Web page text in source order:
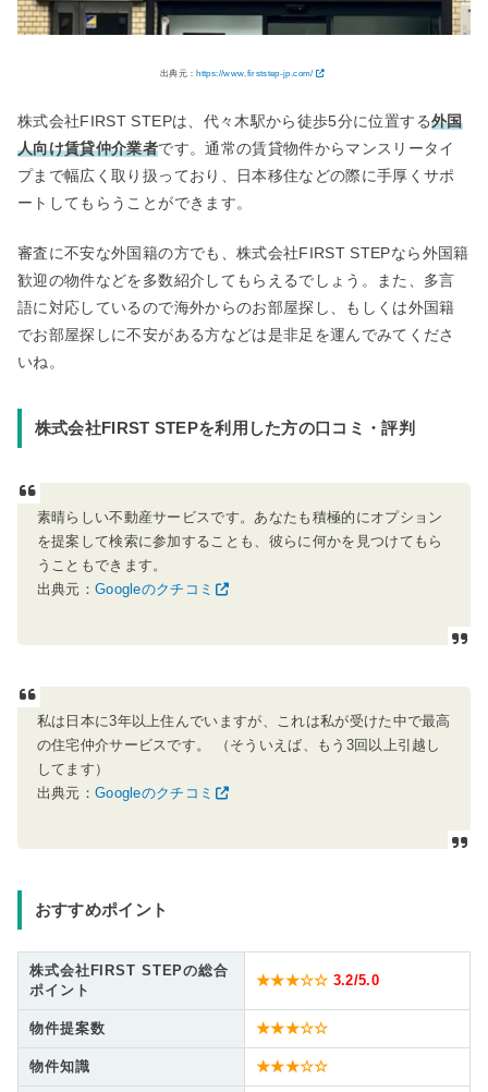
出典元： https://www.firststep-jp.com/
株式会社FIRST STEPは、代々木駅から徒歩5分に位置する外国
人向け賃貸仲介業者です。通常の賃貸物件からマンスリータイ
プまで幅広く取り扱っており、日本移住などの際に手厚くサポ
ートしてもらうことができます。
審査に不安な外国籍の方でも、株式会社FIRST STEPなら外国籍
歓迎の物件などを多数紹介してもらえるでしょう。また、多言
語に対応しているので海外からのお部屋探し、もしくは外国籍
でお部屋探しに不安がある方などは是非足を運んでみてくださ
いね。
株式会社FIRST STEPを利用した方の口コミ・評判
素晴らしい不動産サービスです。あなたも積極的にオプション
を提案して検索に参加することも、彼らに何かを見つけてもら
うこともできます。
出典元： Googleのクチコミ
私は日本に3年以上住んでいますが、これは私が受けた中で最高
の住宅仲介サービスです。 （そういえば、もう3回以上引越し
してます）
出典元： Googleのクチコミ
おすすめポイント
株式会社FIRST STEPの総合
ポイント
★★★☆☆ 3.2/5.0
物件提案数 ★★★☆☆
物件知識 ★★★☆☆